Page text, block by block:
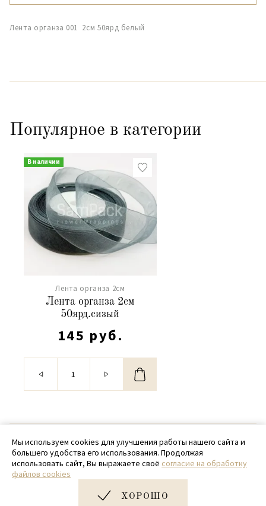
Лента органза 001 2см 50ярд белый
Популярное в категории
В наличии
Лента органза 2см
Лента органза 2см
50ярд.сизый
145 руб.
© 2020 - 2026 SamPack
+ 7 (918) 699-97-87
zakaz@sampack.store
Дизайн и разработка сайта
Мы используем cookies для улучшения работы нашего сайта и
большего удобства его использования. Продолжая
использовать сайт, Вы выражаете своё согласие на обработку
файлов cookies
ХОРОШО